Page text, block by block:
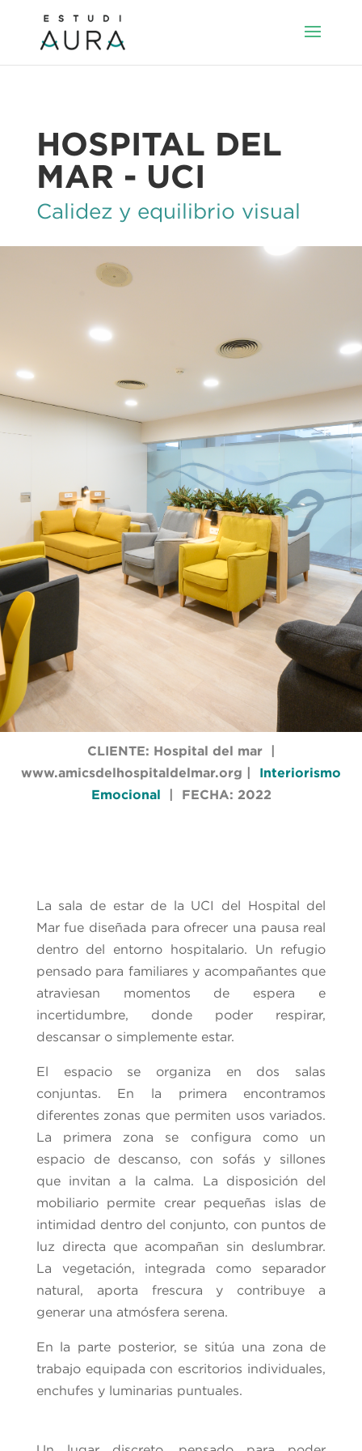
HOSPITAL DEL
MAR - UCI
Calidez y equilibrio visual
CLIENTE: Hospital del mar |
www.amicsdelhospitaldelmar.org | Interiorismo
Emocional | FECHA: 2022
La sala de estar de la UCI del Hospital del
Mar fue diseñada para ofrecer una pausa real
dentro del entorno hospitalario. Un refugio
pensado para familiares y acompañantes que
atraviesan momentos de espera e
incertidumbre, donde poder respirar,
descansar o simplemente estar.
El espacio se organiza en dos salas
conjuntas. En la primera encontramos
diferentes zonas que permiten usos variados.
La primera zona se configura como un
espacio de descanso, con sofás y sillones
que invitan a la calma. La disposición del
mobiliario permite crear pequeñas islas de
intimidad dentro del conjunto, con puntos de
luz directa que acompañan sin deslumbrar.
La vegetación, integrada como separador
natural, aporta frescura y contribuye a
generar una atmósfera serena.
En la parte posterior, se sitúa una zona de
trabajo equipada con escritorios individuales,
enchufes y luminarias puntuales.